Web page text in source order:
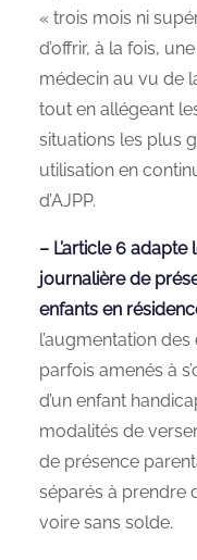
« trois mois ni
d’offrir, à la fois,
médecin au vu de
tout en allégeant
situations les plus
utilisation en
d’AJPP.
– L’article 6
journalière de
enfants en
l’augmentation
parfois amenés à
d’un enfant
modalités de
de présence
séparés à prendre
voire sans solde.